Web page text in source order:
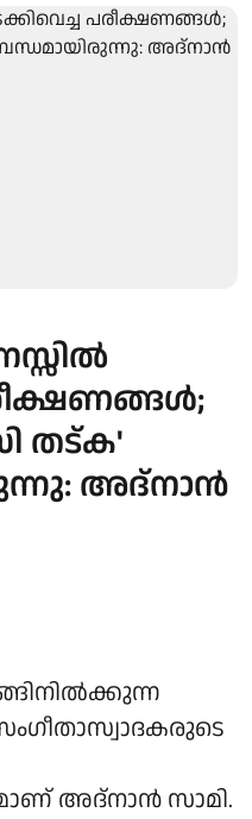
തട്ക'
അദ്നാൻ
അദ്നാൻ സാമി.